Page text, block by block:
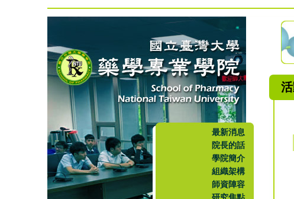
最新消息
院長的話
學院簡介
組織架構
師資陣容